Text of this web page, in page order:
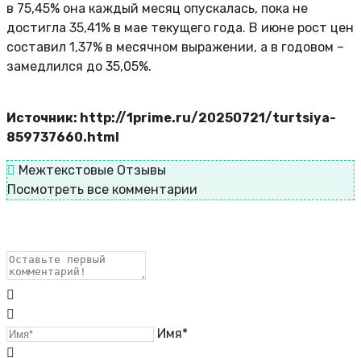
в 75,45% она каждый месяц опускалась, пока не
достигла 35,41% в мае текущего года. В июне рост цен
составил 1,37% в месячном выражении, а в годовом –
замедлился до 35,05%.
Источник: http://1prime.ru/20250721/turtsiya-
859737660.html
Межтекстовые Отзывы
Посмотреть все комментарии
Имя*